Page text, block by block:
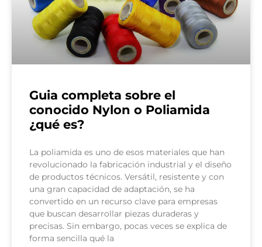
Guia completa sobre el
conocido Nylon o Poliamida
¿qué es?
La poliamida es uno de esos materiales que han
revolucionado la fabricación industrial y el diseño
de productos técnicos. Versátil, resistente y con
una gran capacidad de adaptación, se ha
convertido en un recurso clave para empresas
que buscan desarrollar piezas duraderas y
precisas. Sin embargo, pocas veces se explica de
forma sencilla qué la